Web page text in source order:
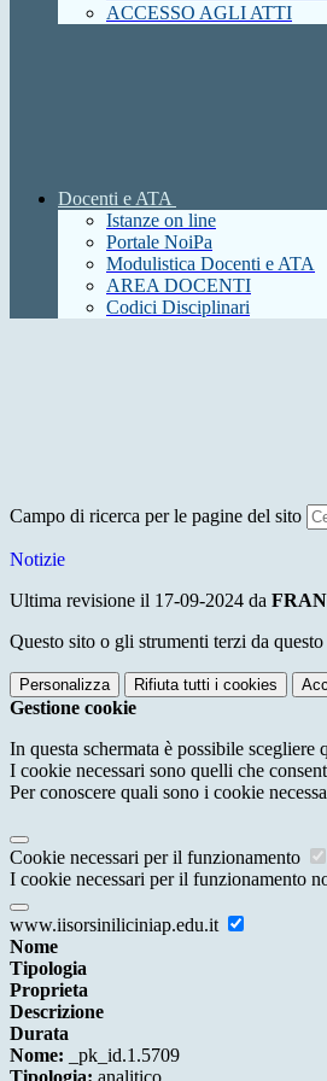
ACCESSO AGLI ATTI
Docenti e ATA
Istanze on line
Portale NoiPa
Modulistica Docenti e ATA
AREA DOCENTI
Codici Disciplinari
Campo di ricerca per le pagine del sito
Notizie
Ultima revisione il 17-09-2024 da
Questo sito o gli strumenti terzi da
Personalizza Rifiuta tutti i cookies
Gestione cookie
In questa schermata è possibile scegliere
I cookie necessari sono quelli che
Per conoscere quali sono i cookie
Cookie necessari per il funzionamento
I cookie necessari per il funzionamento
www.iisorsiniliciniap.edu.it
Nome
Tipologia
Proprieta
Descrizione
Durata
Nome: _pk_id.1.5709